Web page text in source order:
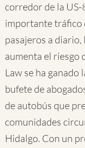
corredor de la
importante tráfico
pasajeros a
aumenta el riesgo
Law se ha
bufete de
de autobús que
comunidades
Hidalgo. Con un